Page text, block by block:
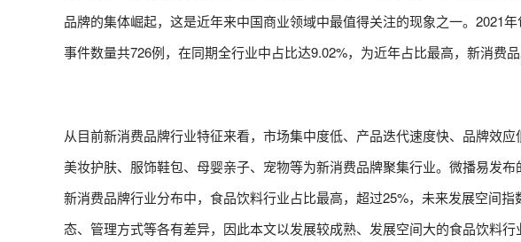
品牌的集体崛起，这是近年来中国商业领域中最值得关注的现象之一。 2021
事件数量共726例，在同期全行业中占比达9.02%，为近年占比最高，新消费品
从目前新消费品牌行业特征来看，市场集中度低、产品迭代速度快、品牌效
美妆护肤、服饰鞋包、母婴亲子、宠物等为新消费品牌聚集行业。微播易发
新消费品牌行业分布中，食品饮料行业占比最高，超过25%，未来发展空间
态、管理方式等各有差异，因此本文以发展较成熟、发展空间大的食品饮料